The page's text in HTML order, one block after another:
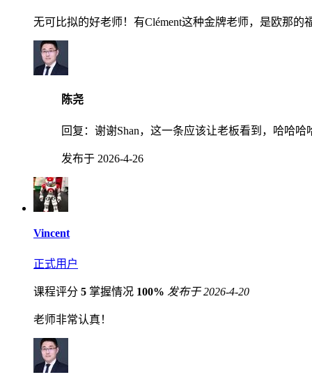
无可比拟的好老师！有Clément这种金牌老师，是欧那的
陈尧
回复： 谢谢Shan，这一条应该让老板看到，哈哈哈
发布于 2026-4-26
Vincent
正式用户
课程评分 5 掌握情况 100% 发布于 2026-4-20
老师非常认真！